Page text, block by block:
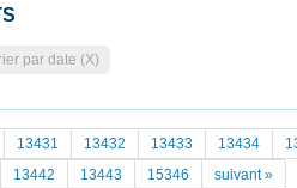
clés
l'Assemblée ... )
par date (X)
13431 13432 13433 13434
13442 13443 15346 suivant »